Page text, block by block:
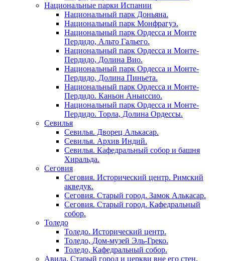
Национальные парки Испании
Национальный парк Доньяна.
Национальный парк Монфрагуэ.
Национальный парк Ордесса и Монте
Пердидо, Альто Гальего.
Национальный парк Ордесса и Монте-
Пердидо, Долина Вио.
Национальный парк Ордесса и Монте-
Пердидо, Долина Пиньета.
Национальный парк Ордесса и Монте-
Пердидо. Каньон Аньиссио.
Национальный парк Ордесса и Монте-
Пердидо. Торла, Долина Ордессы.
Севилья
Севилья. Дворец Алькасар.
Севилья. Архив Индий.
Севилья. Кафедральный собор и башня
Хиральда.
Сеговия
Сеговия. Исторический центр. Римский
акведук.
Сеговия. Старый город. Замок Алькасар.
Сеговия. Старый город. Кафедральный
собор.
Толедо
Толедо. Исторический центр.
Толедо, Дом-музей Эль-Греко.
Толедо, Кафедральный собор.
Авила. Старый город и церкви вне его стен.